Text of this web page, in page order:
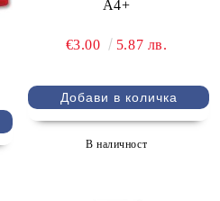
А4+
€3.00 5.87 лв.
В наличност